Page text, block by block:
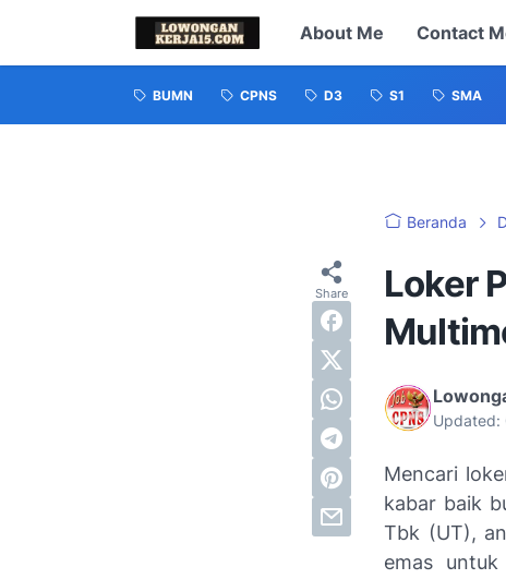
About Me Contact
BUMN CPNS D3 S1 SMA
Beranda
Loker
Updated:
Mencari
kabar baik
Tbk (UT),
emas